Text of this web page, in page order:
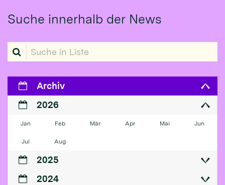
Suche innerhalb der News
Suche in Liste
Archiv
2026
Jan Feb Mär Apr Mai Jun
Jul Aug
2025
2024